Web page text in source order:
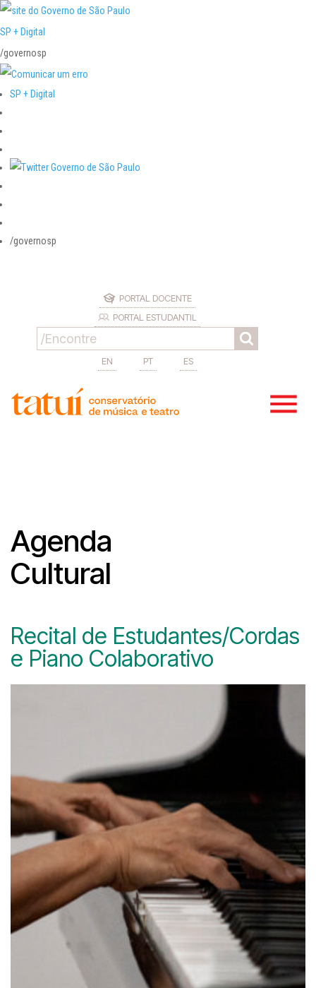
SP + Digital
/governosp
SP + Digital
/governosp
PORTAL DOCENTE
PORTAL ESTUDANTIL
EN PT ES
Agenda
Cultural
Recital de Estudantes/Cordas
e Piano Colaborativo